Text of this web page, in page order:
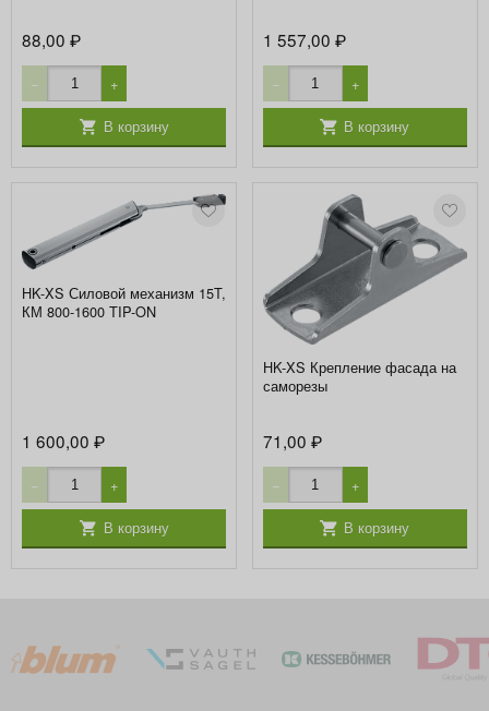
88,00₽
− +
В корзину
1 557,00 ₽
− +
В корзину
HK-XS Силовой механизм 15T,
КМ 800-1600 TIP-ON
1 600,00₽
− +
В корзину
HK-XS Крепление фасада на
саморезы
71,00 ₽
− +
В корзину